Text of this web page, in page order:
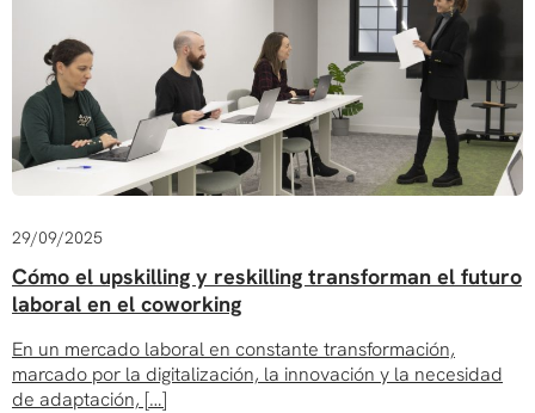
29/09/2025
Cómo el upskilling y reskilling transforman el futuro
laboral en el coworking
En un mercado laboral en constante transformación,
marcado por la digitalización, la innovación y la necesidad
de adaptación, […]